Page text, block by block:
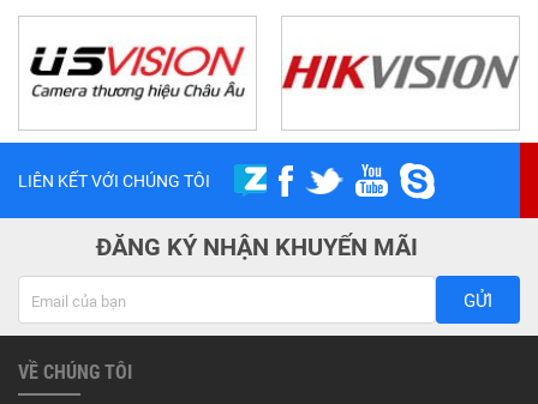
LIÊN KẾT VỚI CHÚNG TÔI
ĐĂNG KÝ NHẬN KHUYẾN MÃI
GỬI
VỀ CHÚNG TÔI